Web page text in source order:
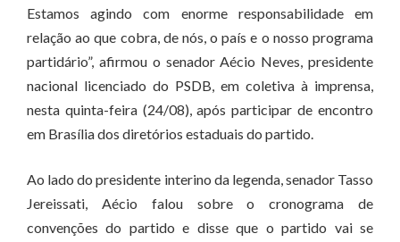
Estamos agindo com enorme responsabilidade em
relação ao que cobra, de nós, o país e o nosso programa
partidário”, afirmou o senador Aécio Neves, presidente
nacional licenciado do PSDB, em coletiva à imprensa,
nesta quinta-feira (24/08), após participar de encontro
em Brasília dos diretórios estaduais do partido.
Ao lado do presidente interino da legenda, senador Tasso
Jereissati, Aécio falou sobre o cronograma de
convenções do partido e disse que o partido vai se